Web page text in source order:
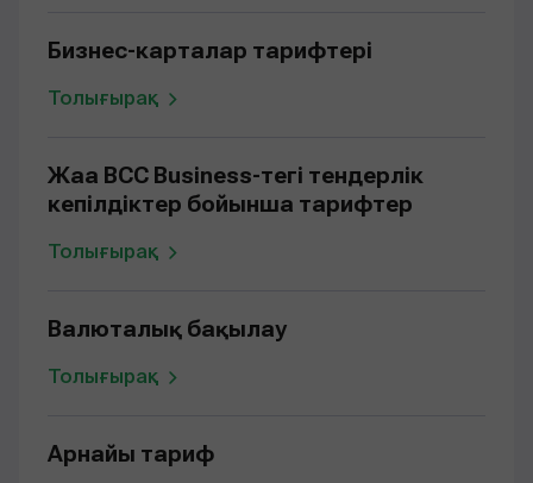
Бизнес-карталар тарифтері
Толығырақ
Жаңа BCC Business-тегі тендерлік
кепілдіктер бойынша тарифтер
Толығырақ
Валюталық бақылау
Толығырақ
Арнайы тариф